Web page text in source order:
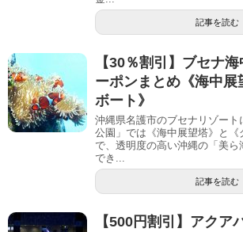
記事を読む
【30％割引】ブセナ
ーポンまとめ《海中展
ボート》
沖縄県名護市のブセナリゾート
公園」では《海中展望塔》と《
で、透明度の高い沖縄の「美ら
でき...
記事を読む
【500円割引】アクア